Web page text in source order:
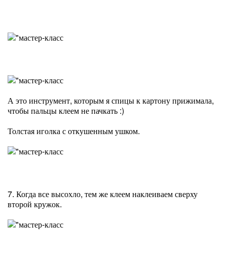
А это инструмент, которым я спицы к картону прижимала,
чтобы пальцы клеем не пачкать :)
Толстая иголка с откушенным ушком.
7. Когда все высохло, тем же клеем наклеиваем сверху
второй кружок.